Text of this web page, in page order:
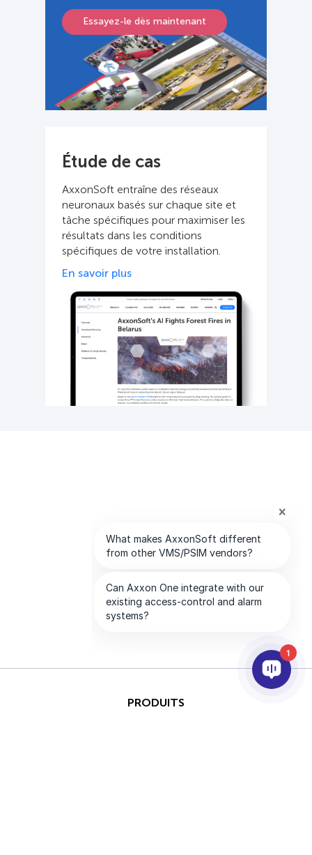
Essayez-le dès maintenant
Étude de cas
AxxonSoft entraîne des réseaux
neuronaux basés sur chaque site et
tâche spécifiques pour maximiser les
résultats dans les conditions
spécifiques de votre installation.
En savoir plus
PRODUITS
1